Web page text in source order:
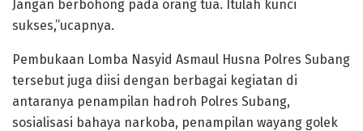
Jangan berbohong pada orang tua. Itulah kunci
sukses,”ucapnya.
Pembukaan Lomba Nasyid Asmaul Husna Polres Subang
tersebut juga diisi dengan berbagai kegiatan di
antaranya penampilan hadroh Polres Subang,
sosialisasi bahaya narkoba, penampilan wayang golek